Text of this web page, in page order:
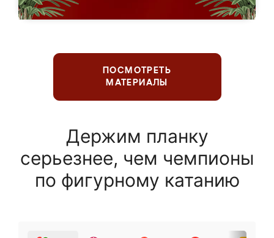
ПОСМОТРЕТЬ
МАТЕРИАЛЫ
Держим планку
серьезнее, чем чемпионы
по фигурному катанию